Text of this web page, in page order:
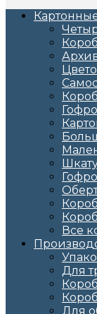
Все
Для
Для